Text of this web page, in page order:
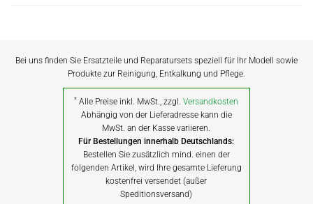
Bei uns finden Sie Ersatzteile und Reparatursets speziell für Ihr Modell sowie
Produkte zur Reinigung, Entkalkung und Pflege.
* Alle Preise inkl. MwSt., zzgl.Versandkosten
Abhängig von der Lieferadresse kann die
MwSt. an der Kasse variieren.
Für Bestellungen innerhalb Deutschlands:
Bestellen Sie zusätzlich mind. einen der
folgenden Artikel, wird Ihre gesamte Lieferung
kostenfrei versendet (außer
Speditionsversand)